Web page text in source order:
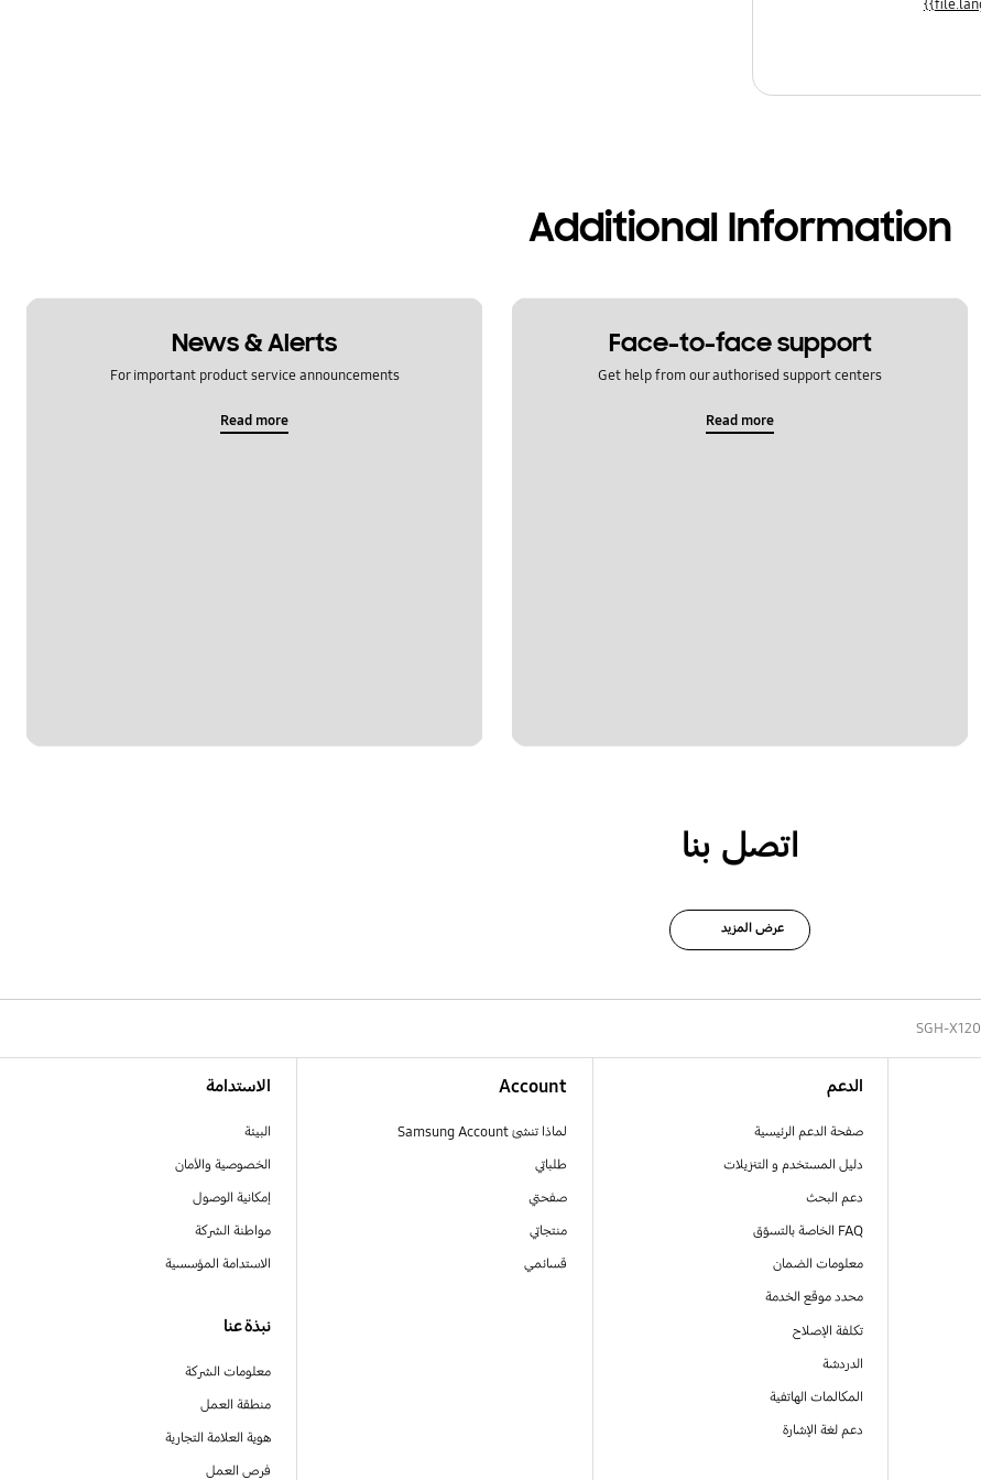
Additional Information
Face-to-face support
Get help from our authorised support centers
Read more
News & Alerts
For important product service announcements
Read more
اتصل بنا
عرض المزيد
SGH-X120
الدعم
صفحة الدعم الرئيسية
دليل المستخدم و التنزيلات
دعم البحث
FAQ الخاصة بالتسوّق
معلومات الضمان
محدد موقع الخدمة
تكلفة الإصلاح
الدردشة
المكالمات الهاتفية
دعم لغة الإشارة
Account
لماذا تنشئ Samsung Account
طلباتي
صفحتي
منتجاتي
قسائمي
الاستدامة
البيئة
الخصوصية والأمان
إمكانية الوصول
مواطنة الشركة
الاستدامة المؤسسية
نبذة عنا
معلومات الشركة
منطقة العمل
هوية العلامة التجارية
فرص العمل